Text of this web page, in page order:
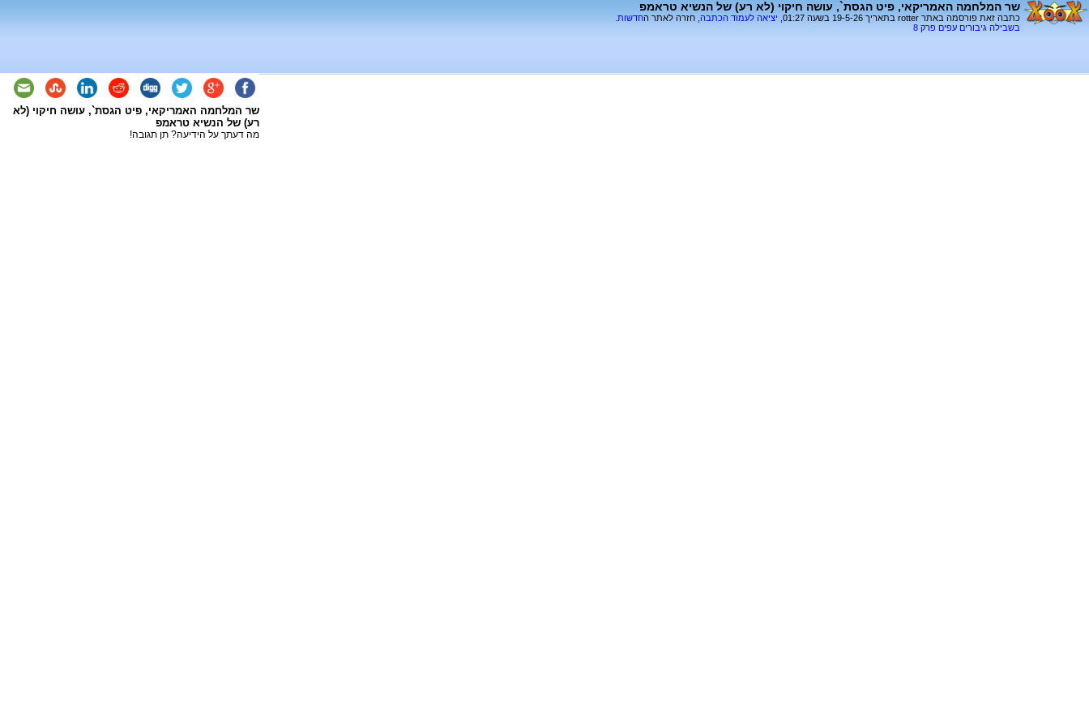
שר המלחמה האמריקאי, פיט הגסת`, עושה חיקוי (לא רע) של הנשיא טראמפ
כתבה זאת פורסמה באתר rotter בתאריך 19-5-26 בשעה 01:27, יציאה לעמוד הכתבה , חזרה לאתר החדשות
בשבילה גיבורים עפים פרק 8
שר המלחמה האמריקאי, פיט הגסת`, עושה חיקוי (לא
רע) של הנשיא טראמפ
מה דעתך על הידיעה? תן תגובה!